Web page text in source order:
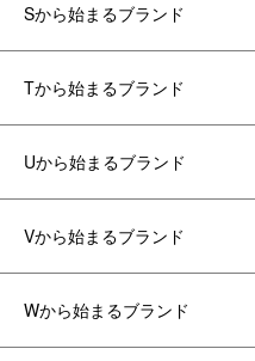
Sから始まるブランド
Tから始まるブランド
Uから始まるブランド
Vから始まるブランド
Wから始まるブランド